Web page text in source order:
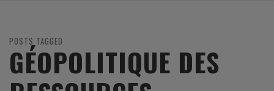
POSTS TAGGED
GÉOPOLITIQUE DES